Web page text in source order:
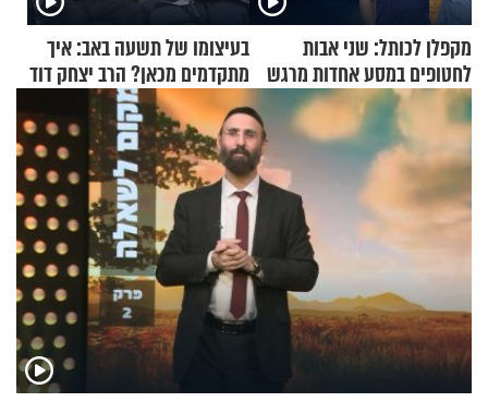
מקפלן לכותל: שני אבות
לחטופים במסע אחדות מרגש
בעיצומו של תשעה באב: איך
מתקדמים מכאן? הרב יצחק דוד
גרוסמן בשיחה מיוחדת